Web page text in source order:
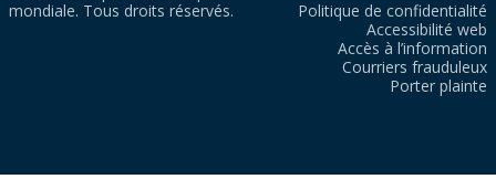
mondiale. Tous droits réservés.
Politique de confidentialité
Accessibilité web
Accès à l’information
Courriers frauduleux
Porter plainte